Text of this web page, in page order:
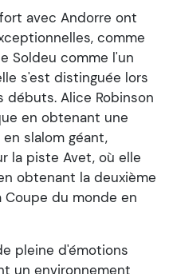
avec Andorre ont
comme
Soldeu comme l'un
s'est distinguée lors
débuts. Alice Robinson
en obtenant une
slalom géant,
la piste Avet, où elle
obtenant la deuxième
Coupe du monde en
pleine d'émotions
un environnement